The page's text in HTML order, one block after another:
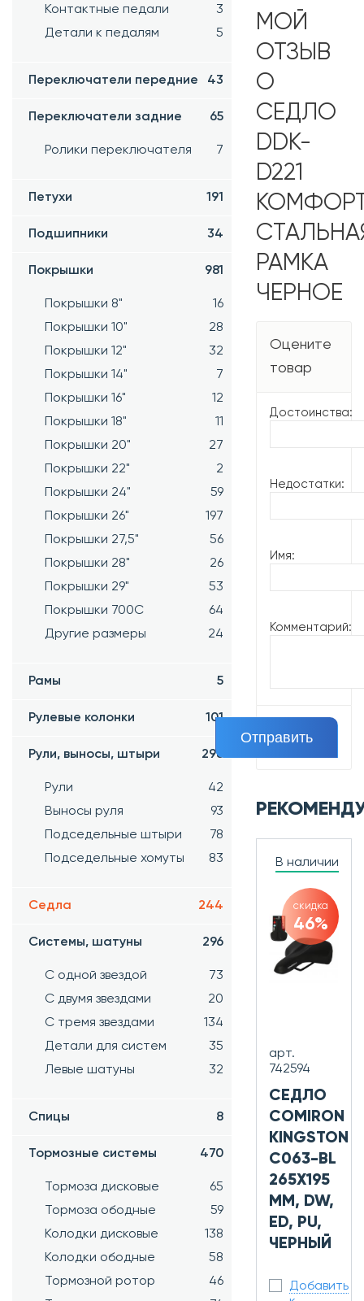
Контактные педали
3
Детали к педалям
5
Переключатели передние 43
Переключатели задние 65
Ролики переключателя 7
Петухи 191
Подшипники 34
Покрышки 981
Покрышки 8"
16
Покрышки 10"
28
Покрышки 12"
32
Покрышки 14"
7
Покрышки 16"
12
Покрышки 18"
11
Покрышки 20"
27
Покрышки 22"
2
Покрышки 24"
59
Покрышки 26"
197
Покрышки 27,5"
56
Покрышки 28"
26
Покрышки 29"
53
Покрышки 700C
64
Другие размеры
24
Рамы 5
Рулевые колонки 101
Рули, выносы, штыри 298
Рули
42
Выносы руля
93
Подседельные штыри
78
Подседельные хомуты
83
Седла 244
Системы, шатуны 296
С одной звездой
73
С двумя звездами
20
С тремя звездами
134
Детали для систем
35
Левые шатуны
32
Спицы 8
Тормозные системы 470
Тормоза дисковые
65
Тормоза ободные
59
Колодки дисковые
138
Колодки ободные
58
Тормозной ротор
46
МОЙ
ОТЗЫВ
О
СЕДЛО
DDK-
D221
РАМКА
ЧЕРНОЕ
Оцените
товар
Достоинства:
Недостатки:
Имя:
Комментарий:
В наличии
скидка
46%
арт.
742594
СЕДЛО
COMIRON
KINGSTON
C063-BL
265X195
ММ, DW,
ED, PU,
ЧЕРНЫЙ
Добавить